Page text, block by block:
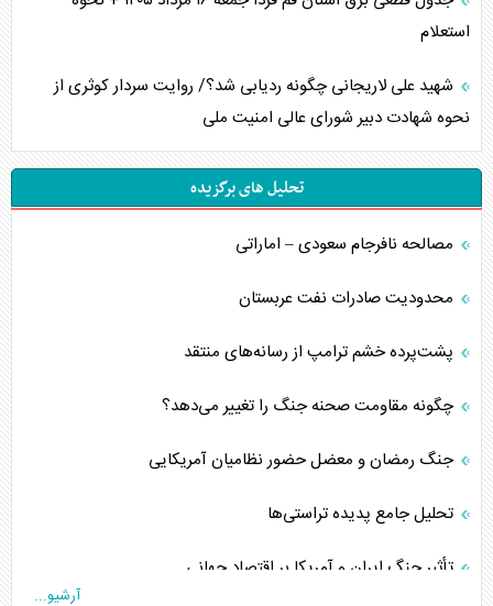
استعلام
شهید علی لاریجانی چگونه ردیابی شد؟/ روایت سردار کوثری از
نحوه شهادت دبیر شورای عالی امنیت ملی
تحلیل های برگزیده
مصالحه نافرجام سعودی – اماراتی
محدودیت صادرات نفت عربستان
پشت‌پرده خشم ترامپ از رسانه‌های منتقد
چگونه مقاومت صحنه جنگ را تغییر می‌دهد؟
جنگ رمضان و معضل حضور نظامیان آمریکایی
تحلیل جامع پدیده تراستی‌ها
تأثیر جنگ ایران و آمریکا بر اقتصاد جهانی
آرشیو...